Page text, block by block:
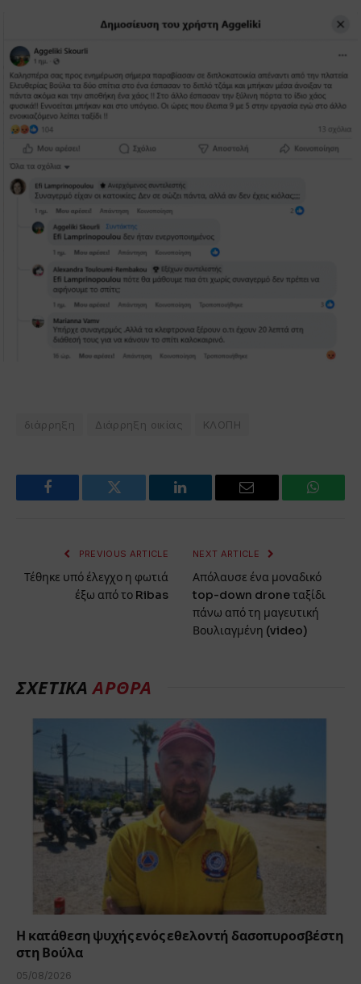
διάρρηξη Διάρρηξη οικίας ΚΛΟΠΗ
Facebook Twitter LinkedIn Email
PREVIOUS ARTICLE
Τέθηκε υπό έλεγχο η φωτιά
έξω από το Ribas
NEXT ARTICLE
Απόλαυσε ένα μοναδικό
top-down drone ταξίδι
πάνω από τη μαγευτική
Βουλιαγμένη (video)
ΣΧΕΤΙΚΑΑΡΘΡΑ
Η κατάθεση ψυχής ενός εθελοντή δασοπυροσβέστη
στη Βούλα
05/08/2026